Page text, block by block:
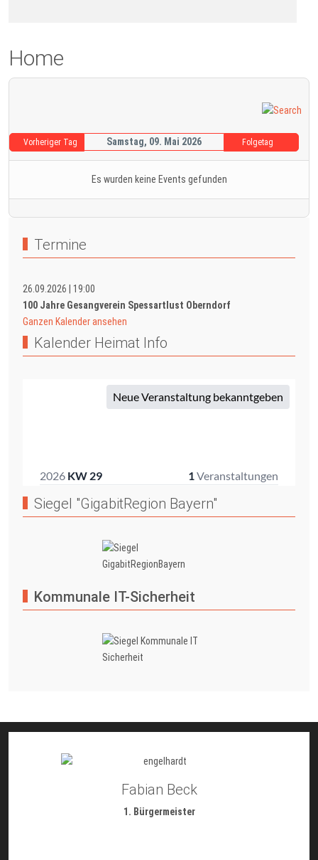
Home
Vorheriger Tag Samstag, 09. Mai 2026 Folgetag
Es wurden keine Events gefunden
Termine
26.09.2026
19:00
100 Jahre Gesangverein Spessartlust Oberndorf
Ganzen Kalender ansehen
Kalender Heimat Info
Siegel "GigabitRegion Bayern"
Kommunale IT-Sicherheit
Fabian Beck
1. Bürgermeister